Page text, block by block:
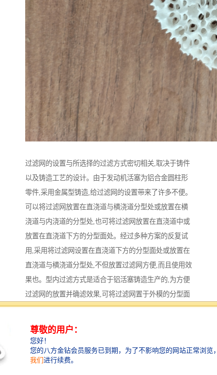
过滤网的设置与所选择的过滤方式密切相关,取决于铸件
以及铸造工艺的设计。由于发动机活塞为铝合金圆柱形
零件,采用金属型铸造,给过滤网的设置带来了许多不便。
可以将过滤网放置在直浇道与横浇道分型处或放置在横
浇道与内浇道的分型处,也可将过滤网放置在直浇道中或
放置在直浇道下方的分型面处。经过多种方案的反复试
用,采用将过滤网设置在直浇道下方的分型面处或放置在
直浇道与横浇道分型处,不但放置过滤网方便,而且使用效
果也。型内过滤方式是适合于铝活塞铸造生产的,为方便
过滤网的放置并确滤效果,可将过滤网置于外模的分型面
处,直浇道设置在一个半型上,横浇道设置在另一个半型
上,两者在直浇道的下端交汇,过滤网垂直放置在两者之
间。图1所示是将过滤网设置在直浇道下方分型面处的单
模铸造形式,图2所示的是将过滤网设置在直浇道与横浇